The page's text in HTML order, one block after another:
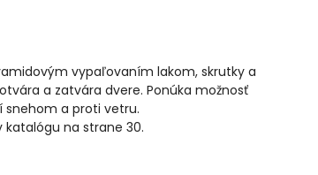
vypaľovaním lakom, skrutky a
a zatvára dvere. Ponúka možnosť
snehom a proti vetru.
katalógu na strane 30.